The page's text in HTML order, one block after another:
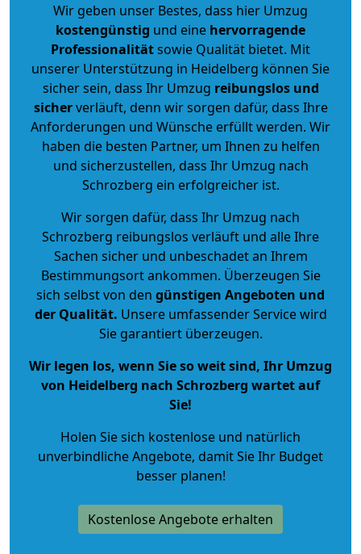
Wir geben unser Bestes, dass hier Umzug
kostengünstig und eine hervorragende
Professionalitätsowie Qualität bietet. Mit
unserer Unterstützung in Heidelberg können Sie
sicher sein, dass Ihr Umzug reibungslos und
sicherverläuft, denn wir sorgen dafür, dass Ihre
Anforderungen und Wünsche erfüllt werden. Wir
haben die besten Partner, um Ihnen zu helfen
und sicherzustellen, dass Ihr Umzug nach
Schrozberg ein erfolgreicher ist.
Wir sorgen dafür, dass Ihr Umzug nach
Schrozberg reibungslos verläuft und alle Ihre
Sachen sicher und unbeschadet an Ihrem
Bestimmungsort ankommen. Überzeugen Sie
sich selbst von den günstigen Angeboten und
der Qualität. Unsere umfassender Service wird
Sie garantiert überzeugen.
Wir legen los, wenn Sie so weit sind, Ihr Umzug
von Heidelberg nach Schrozberg wartet auf
Sie!
Holen Sie sich kostenlose und natürlich
unverbindliche Angebote, damit Sie Ihr Budget
besser planen!
Kostenlose Angebote erhalten